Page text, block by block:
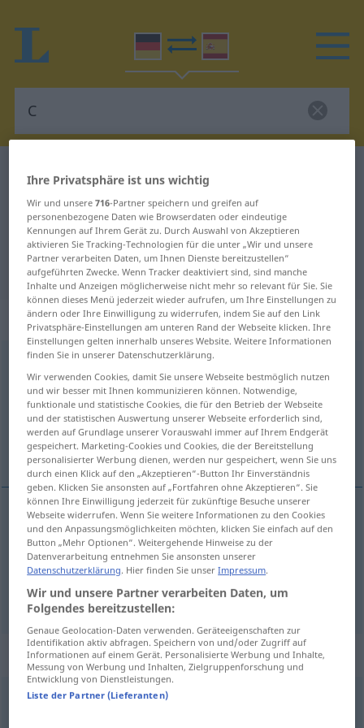
Deutsch-Spanisch Wörterbuch
Deutsch-Spanisch Übersetzung für
"C"
"C" Spanisch Übersetzung
„C“
c [tseː]n < c;c>
Übersicht aller Übersetzungen
(Für mehr Details die Übersetzung anklicken/antippen)
C, c, do
cf C
m C MUS
„C“: Abkürzung
abk(=Celsius)
Ihre Privatsphäre ist uns wichtig
Wir und unsere716-Partner speichern und greifen auf
personenbezogene Daten wie Browserdaten oder eindeutige
Kennungen auf Ihrem Gerät zu. Durch Auswahl von Akzeptieren
aktivieren Sie Tracking-Technologien für die unter „Wir und unsere
Partner verarbeiten Daten, um Ihnen Dienste bereitzustellen“
aufgeführten Zwecke. Wenn Tracker deaktiviert sind, sind manche
Inhalte und Anzeigen möglicherweise nicht mehr so relevant für Sie. Sie
können dieses Menü jederzeit wieder aufrufen, um Ihre Einstellungen zu
ändern oder Ihre Einwilligung zu widerrufen, indem Sie auf den Link
Privatsphäre-Einstellungen am unteren Rand der Webseite klicken. Ihre
Einstellungen gelten innerhalb unseres Website. Weitere Informationen
finden Sie in unserer Datenschutzerklärung.
Wir verwenden Cookies, damit Sie unsere Webseite bestmöglich nutzen
und wir besser mit Ihnen kommunizieren können. Notwendige,
funktionale und statistische Cookies, die für den Betrieb der Webseite
und der statistischen Auswertung unserer Webseite erforderlich sind,
werden auf Grundlage unserer Vorauswahl immer auf Ihrem Endgerät
gespeichert. Marketing-Cookies und Cookies, die der Bereitstellung
personalisierter Werbung dienen, werden nur gespeichert, wenn Sie uns
durch einen Klick auf den „Akzeptieren“-Button Ihr Einverständnis
geben. Klicken Sie ansonsten auf „Fortfahren ohne Akzeptieren“. Sie
können Ihre Einwilligung jederzeit für zukünftige Besuche unserer
Webseite widerrufen. Wenn Sie weitere Informationen zu den Cookies
und den Anpassungsmöglichkeiten möchten, klicken Sie einfach auf den
Button „Mehr Optionen“. Weitergehende Hinweise zu der
Datenverarbeitung entnehmen Sie ansonsten unserer
Datenschutzerklärung. Hier finden Sie unserImpressum.
Wir und unsere Partner verarbeiten Daten, um
Folgendes bereitzustellen:
Genaue Geolocation-Daten verwenden. Geräteeigenschaften zur
Identifikation aktiv abfragen. Speichern von und/oder Zugriff auf
Informationen auf einem Gerät. Personalisierte Werbung und Inhalte,
Messung von Werbung und Inhalten, Zielgruppenforschung und
Entwicklung von Dienstleistungen.
Liste der Partner (Lieferanten)